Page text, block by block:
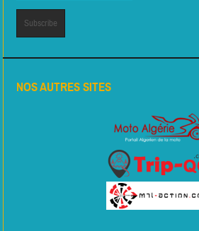
NOS AUTRES SITES